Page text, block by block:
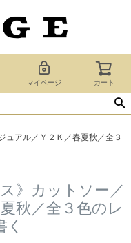
マイページ カート
ュアル／Ｙ２Ｋ／春夏秋／全３
》カットソー／
秋／全３色のレ